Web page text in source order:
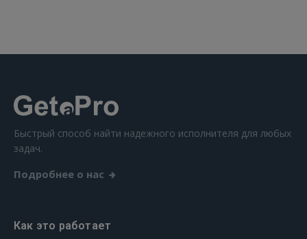
Быстрый способ найти надежного исполнителя для любых
задач.
Подробнее о нас
Как это работает